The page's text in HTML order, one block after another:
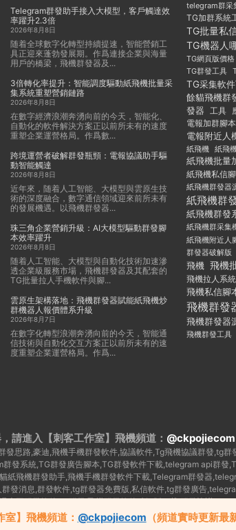
Telegram群發助手接入大模型，客戶觸達效
率躍升2.3倍
2026年8月8日
随着全球數字化轉型持續提速，智能營銷工
具正迎來蓬勃發展期。作爲連接企業與海量
用戶的橋梁，飛機群發器及...
3倍轉化率提升：智能調度驅動紙飛機批量采
集系統重塑營銷鏈路
2026年8月8日
在數字經濟浪潮奔湧向前的今天，智能化、
自動化的軟件解決方案正以前所未有的速度
重塑企業運營格局。作爲數...
跨境運營者破解群發瓶頸：電報協議助手驅
動智能觸達
2026年8月8日
近年來，随着人工智能、大模型與雲原生技
術的深度融合，數字通信領域迎來前所未有
的發展機遇。以飛機群發器...
珠三角企業營銷升級：AI大模型驅動群發腳
本效率躍升
2026年8月8日
随着人工智能、大模型與自動化技術加速滲
透企業級服務市場，飛機群發器及其配套的
TG批量拉人手機軟件與腳...
雲原生架構落地：飛機群發器賦能紙飛機炒
群機器人報價體系升級
2026年8月7日
在數字化轉型浪潮奔湧向前的今天，智能通
信技術與自動化交互方案正以前所未有的速
度重塑企業運營格局。作爲...
telegram群采
TG加群系統
TG批量私
TG機器人
TG網頁版價格
TG群發工具
TG采集軟
餘貓飛機群
發器 工具
電報加群腳
電報附近人
紙飛機
紙飛
紙飛機批量
紙飛機私信
紙飛機群發器
紙飛機群
紙飛機群發
紙飛機群采集
紙飛機附近人
群發器破解版
飛機 飛機
飛機拉人系
飛機私信腳
飛機群發
飛機群發器
飛機群發工具
請進入【刺客工作室】 飛機頻道： @ckpojiecom
思路,豪迪,飛機手機群發軟件,協議軟件,Tg飛機協議群發,tg
發系統,TG群發廣告腳本,TG群發軟件下載,telegram api群
紙飛機群發助手,飛機手機群發軟件下載,Telegram群發器
發消息,群發軟件,tg群發器免費版,私信軟件,tg群發廣告
王群發軟件,tg 群發,飛機群發軟件破解版下載,群發協議
群發腳本,飛機群發軟件破解版,飛機群發協議,飛機群
】飛機頻道： @ckpojiecom （頻道實時更新最